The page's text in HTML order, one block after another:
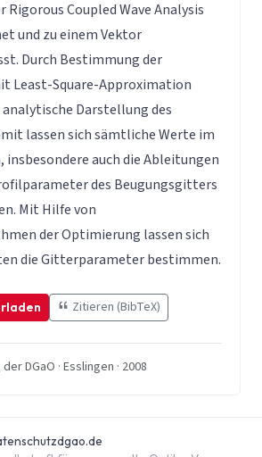
Rigorous Coupled Wave Analysis
und zu einem Vektor
Durch Bestimmung der
Least-Square-Approximation
Darstellung des
lassen sich sämtliche Werte im
insbesondere auch die Ableitungen
des Beugungsgitters
Mit Hilfe von
der Optimierung lassen sich
die Gitterparameter bestimmen.
Zitieren (BibTeX)
DGaO · Esslingen · 2008
dgao.de